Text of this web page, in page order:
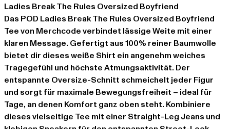
Ladies Break The Rules Oversized Boyfriend
Das POD Ladies Break The Rules Oversized Boyfriend
Tee von Merchcode verbindet lässige Weite mit einer
klaren Message. Gefertigt aus 100% reiner Baumwolle
bietet dir dieses weiße Shirt ein angenehm weiches
Tragegefühl und höchste Atmungsaktivität. Der
entspannte Oversize-Schnitt schmeichelt jeder Figur
und sorgt für maximale Bewegungsfreiheit – ideal für
Tage, an denen Komfort ganz oben steht. Kombiniere
dieses vielseitige Tee mit einer Straight-Leg Jeans und